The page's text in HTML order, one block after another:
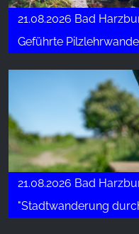
21.08.2026 Bad
Geführte
21.08.2026 Bad
"Stadtwanderung durch